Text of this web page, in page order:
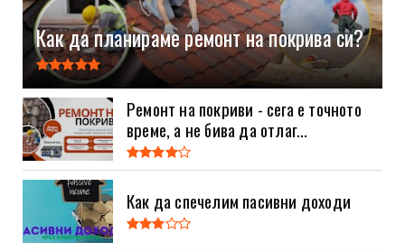
Как да планираме ремонт на покрива си?
Ремонт на покриви - сега е точното
време, а не бива да отлаг...
Как да спечелим пасивни доходи